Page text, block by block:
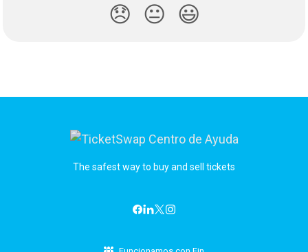
😞 😐 😃
The safest way to buy and sell tickets